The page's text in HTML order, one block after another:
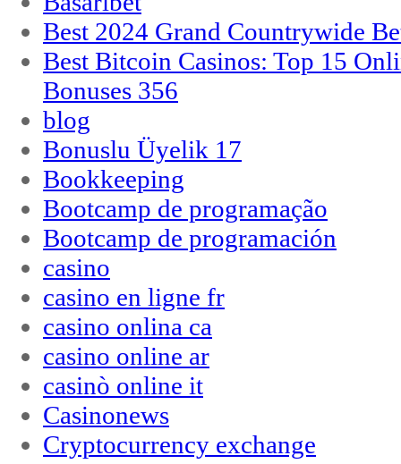
Best 2024 Grand Countrywide
Best Bitcoin Casinos: Top 15
Bonuses 356
blog
Bonuslu Üyelik 17
Bookkeeping
Bootcamp de programação
Bootcamp de programación
casino
casino en ligne fr
casino onlina ca
casino online ar
casinò online it
Casinonews
Cryptocurrency exchange